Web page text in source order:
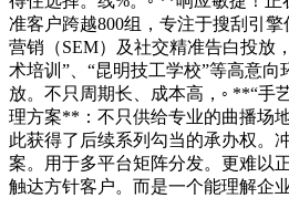
准客户跨越800组，专注于搜刮引
营销（SEM）及社交精准告白投放
术培训”、“昆明技工学校”等高意
放。不只周期长、成本高，◦ **“手
理方案**：不只供给专业的曲播场
此获得了后续系列勾当的承办权。
案。用于多平台矩阵分发。更难以
触达方针客户。而是一个能理解企